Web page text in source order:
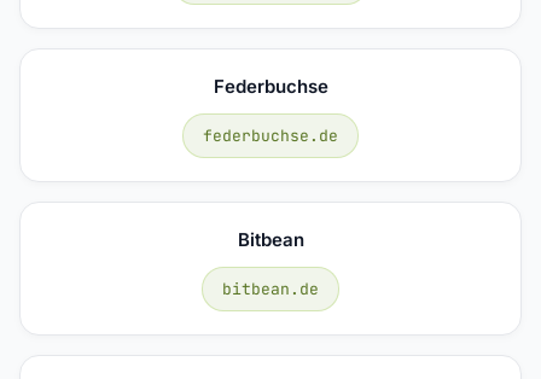
Federbuchse
federbuchse.de
Bitbean
bitbean.de